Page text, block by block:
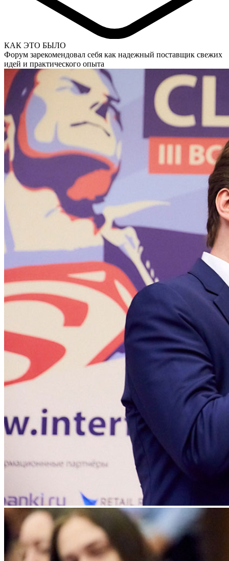
КАК ЭТО БЫЛО
Форум зарекомендовал себя как надежный поставщик свежих
идей и практического опыта